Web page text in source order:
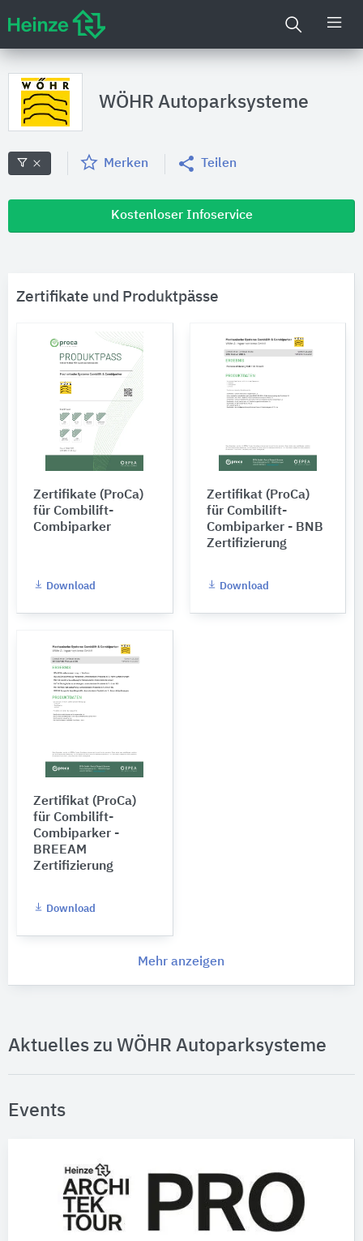
WÖHR Autoparksysteme
Merken Teilen
Kostenloser Infoservice
Zertifikate und Produktpässe
Zertifikate (ProCa)
für Combilift-
Combiparker
Download
Zertifikat (ProCa)
für Combilift-
Combiparker - BNB
Zertifizierung
Download
Zertifikat (ProCa)
für Combilift-
Combiparker -
BREEAM
Zertifizierung
Download
Mehr anzeigen
Aktuelles zu WÖHR Autoparksysteme
Events